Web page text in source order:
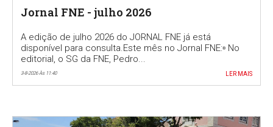
Jornal FNE - julho 2026
A edição de julho 2026 do JORNAL FNE já está
disponível para consulta.Este mês no Jornal FNE:▫️ No
editorial, o SG da FNE, Pedro...
3-8-2026 Às 11:40 LER MAIS